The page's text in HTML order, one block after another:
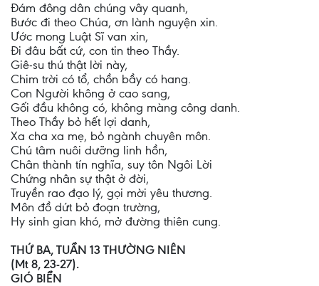
Đám đông dân chúng vây quanh,
Bước đi theo Chúa, ơn lành nguyện xin.
Ước mong Luật Sĩ van xin,
Đi đâu bất cứ, con tin theo Thầy.
Giê-su thú thật lời này,
Chim trời có tổ, chồn bầy có hang.
Con Người không ở cao sang,
Gối đầu không có, không màng công danh.
Theo Thầy bỏ hết lợi danh,
Xa cha xa mẹ, bỏ ngành chuyên môn.
Chú tâm nuôi dưỡng linh hồn,
Chân thành tín nghĩa, suy tôn Ngôi Lời
Chứng nhân sự thật ở đời,
Truyền rao đạo lý, gọi mời yêu thương.
Môn đồ dứt bỏ đoạn trường,
Hy sinh gian khó, mở đường thiên cung.
THỨ BA, TUẦN 13 THƯỜNG NIÊN
(Mt 8, 23-27).
GIÓ BIỂN